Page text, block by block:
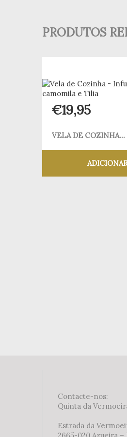
PRODUTOS
€19,95
VELA DE COZINHA...
Contacte-nos:
Quinta da
Estrada da
2665-020 Azueira –